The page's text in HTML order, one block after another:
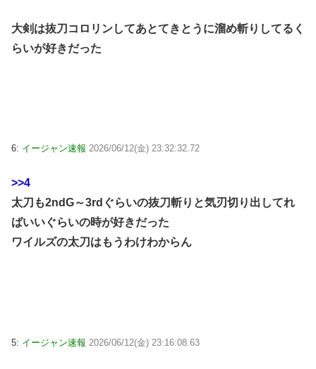
大剣は抜刀コロリンしてあとてきとうに溜め斬りしてるく
らいが好きだった
6: イージャン速報 2026/06/12(金) 23:32:32.72
>>4
太刀も2ndG～3rdぐらいの抜刀斬りと気刃切り出してれ
ばいいぐらいの時が好きだった
ワイルズの太刀はもうわけわからん
5: イージャン速報 2026/06/12(金) 23:16:08.63